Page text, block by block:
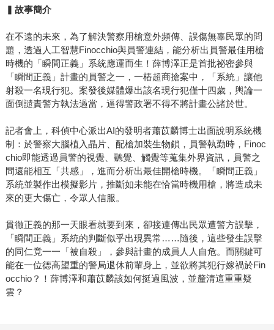
▍ 故事簡介
在不遠的未來，為了解決警察用槍意外頻傳、誤傷無辜民眾的問
題，透過人工智慧Finocchio與員警連結，能分析出員警最佳用槍
時機的「瞬間正義」系統應運而生！薛博澤正是首批祕密參與
「瞬間正義」計畫的員警之一，一樁超商搶案中，「系統」讓他
射殺一名現行犯。案發後媒體爆出該名現行犯僅十四歲，輿論一
面倒譴責警方執法過當，逼得警政署不得不將計畫公諸於世。
記者會上，科偵中心派出AI的發明者蕭苡麟博士出面說明系統機
制：於警察大腦植入晶片、配槍加裝生物鎖，員警執勤時，Finoc
chio即能透過員警的視覺、聽覺、觸覺等蒐集外界資訊，員警之
間還能相互「共感」，進而分析出最佳開槍時機。「瞬間正義」
系統並製作出模擬影片，推斷如未能在恰當時機用槍，將造成未
來的更大傷亡，令眾人信服。
貫徹正義的那一天眼看就要到來，卻接連傳出民眾遭警方誤擊，
「瞬間正義」系統的判斷似乎出現異常……隨後，這些發生誤擊
的同仁竟一一「被自殺」，參與計畫的成員人人自危。而關鍵可
能在一位德高望重的警局退休前輩身上，並欲將其犯行嫁禍於Fin
occhio？！薛博澤和蕭苡麟該如何挺過風波，並釐清這重重疑
雲？